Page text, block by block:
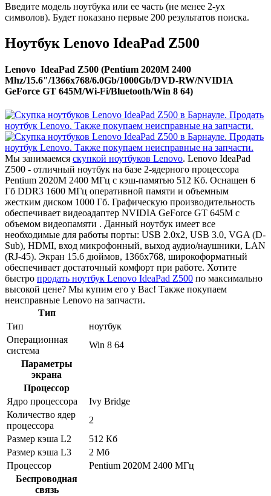
Введите модель ноутбука или ее часть (не менее 2-ух
символов). Будет показано первые 200 результатов поиска.
Ноутбук Lenovo IdeaPad Z500
Lenovo IdeaPad Z500 (Pentium 2020M 2400
Mhz/15.6"/1366x768/6.0Gb/1000Gb/DVD-RW/NVIDIA
GeForce GT 645M/Wi-Fi/Bluetooth/Win 8 64)
Мы занимаемся скупкой ноутбуков Lenovo. Lenovo IdeaPad
Z500 - отличный ноутбук на базе 2-ядерного процессора
Pentium 2020M 2400 МГц с кэш-памятью 512 Кб. Оснащен 6
Гб DDR3 1600 МГц оперативной памяти и объемным
жестким диском 1000 Гб. Графическую производительность
обеспечивает видеоадаптер NVIDIA GeForce GT 645M с
объемом видеопамяти . Данный ноутбук имеет все
необходимые для работы порты: USB 2.0x2, USB 3.0, VGA (D-
Sub), HDMI, вход микрофонный, выход аудио/наушники, LAN
(RJ-45). Экран 15.6 дюймов, 1366x768, широкоформатный
обеспечивает достаточный комфорт при работе. Хотите
быстро продать ноутбук Lenovo IdeaPad Z500 по максимально
высокой цене? Мы купим его у Вас! Также покупаем
неисправные Lenovo на запчасти.
Тип
Тип
ноутбук
Операционная
система
Win 8 64
Параметры
экрана
Процессор
Ядро процессора
Ivy Bridge
Количество ядер
процессора
2
Размер кэша L2
512 Кб
Размер кэша L3
2 Мб
Процессор
Pentium 2020M 2400 МГц
Беспроводная
связь